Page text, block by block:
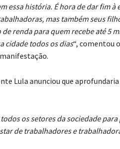
essa história. É hora de dar fim à
mas também seus
renda para quem recebe até 5
cidade todos os dias“, comentou o
Lula anunciou que aprofundaria
os setores da sociedade
de trabalhadores e